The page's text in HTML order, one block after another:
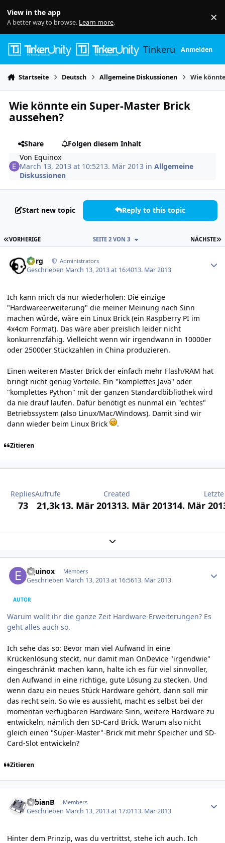
View in the app
A better way to browse. Learn more. ×
TinkerunityAnmelden
Startseite Deutsch Allgemeine Diskussionen Wie
Wie könnte ein Super-Master Brick
aussehen?
Share
Folgen diesem Inhalt
Von Equinox
March 13, 2013 at 10:5213. Mär 2013 inAllgemeine
Diskussionen
Start new topic Reply to this topic
ERSTE SEITE
VORHERIGE NÄCHSTE
SEITE 2 VON 3
borg Administrators
Geschrieben March 13, 2013 at 16:4013. Mär 2013
Ich kann mich da nur wiederholen: Die einzige
"Hardwareerweiterung" die meiner Meinung nach Sinn
machen würde, wäre ein Linux Brick (ein Raspberry PI im
4x4cm Format). Das wäre aber preislich leider nicht
konkurrenzfähig. Vielleicht wenn wir irgendwann in 10000er
oder 25000er Stückzahlen in China produzieren.
Einen weiteren Master Brick der einfach mehr Flash/RAM hat
bringt nicht genug Vorteile. Ein "komplettes Java" oder
"komplettes Python" mit der ganzen Standardbibliothek wird
da nie drauf laufen. Dafür benötigt es nunmal ein "echtes"
Betriebssystem (also Linux/Mac/Windows). Damit sind wir
dann wieder beim Linux Brick
.
Zitieren
Replies
73
Aufrufe
21,3k
Created
13. Mär 201313. Mär 201314. Mär
Expand topic overview
Equinox Members
Geschrieben March 13, 2013 at 16:5613. Mär 2013
AUTOR
Warum wollt ihr die ganze Zeit Hardware-Erweiterungen? Es
geht alles auch so.
Ich sehe das so: Bevor man viel Aufwand in eine
Krückenlösung steckt, nur damit man OnDevice "irgendwie"
eingeschränkt machen kann, halte ich es für viel sinnvoller,
den Aufwand in eine richtige, gute Lösung zu stecken. Und
wenn dazu ein neues Stück Hardware gehört, dann soll mir
das recht sein. So wie es aussieht, macht es selbst bei der
momentan verfügbaren Hardware Sinn, weitere Hardware zu
entwickeln, nämlich den SD-Card Brick. Warum also nicht
gleich einen "Super-Master"-Brick mit mehr Speicher und SD-
Card-Slot entwickeln?
Zitieren
FabianB Members
Geschrieben March 13, 2013 at 17:0113. Mär 2013
Hinter dem Prinzip, was du vertrittst, stehe ich auch. Ich